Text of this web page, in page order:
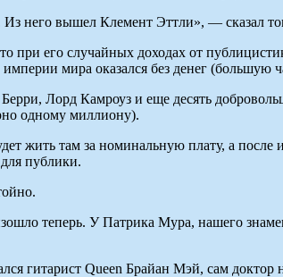
него вышел Клемент Эттли», — сказал
при его случайных доходах от
мира оказался без денег (большую
Лорд Камроуз и еще десять
одному миллиону).
жить там за номинальную плату, а
публики.
теперь. У Патрика Мура, нашего
гитарист Queen Брайан Мэй, сам доктор